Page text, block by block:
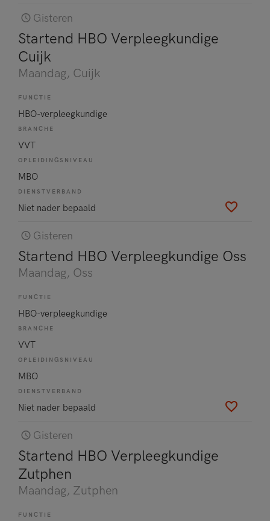
Gisteren
Startend HBO Verpleegkundige
Cuijk
Maandag, Cuijk
FUNCTIE
HBO-verpleegkundige
BRANCHE
VVT
OPLEIDINGSNIVEAU
MBO
DIENSTVERBAND
Niet nader bepaald
Gisteren
Startend HBO Verpleegkundige Oss
Maandag, Oss
FUNCTIE
HBO-verpleegkundige
BRANCHE
VVT
OPLEIDINGSNIVEAU
MBO
DIENSTVERBAND
Niet nader bepaald
Gisteren
Startend HBO Verpleegkundige
Zutphen
Maandag, Zutphen
FUNCTIE